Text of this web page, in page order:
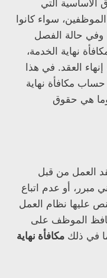
الأساسية التي
سواء كانوا
وفي حالة الفصل
نهاية الخدمة،
العقد. في هذا
مكافأة نهاية
هي حقوق
العمل من قبل
أو عدم اتباع
عليها نظام العمل
الموظف على
في ذلك مكافأة نهاية